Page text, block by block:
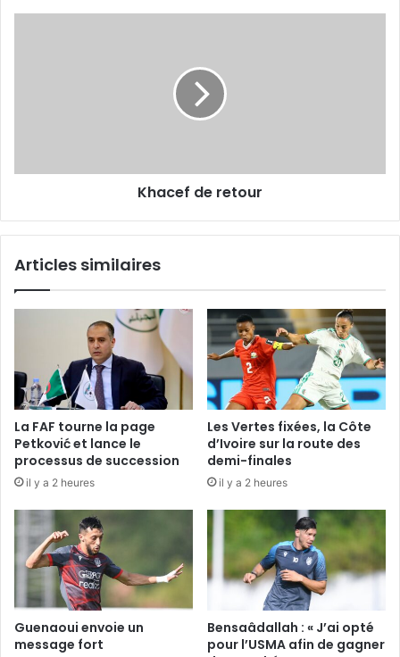
Khacef de retour
Articles similaires
La FAF tourne la page
Petković et lance le
processus de succession
il y a 2 heures
Les Vertes fixées, la Côte
d’Ivoire sur la route des
demi-finales
il y a 2 heures
Guenaoui envoie un
message fort
Bensaâdallah : « J’ai opté
pour l’USMA afin de gagner